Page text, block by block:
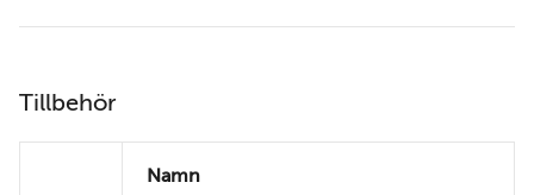
Tillbehör
Namn